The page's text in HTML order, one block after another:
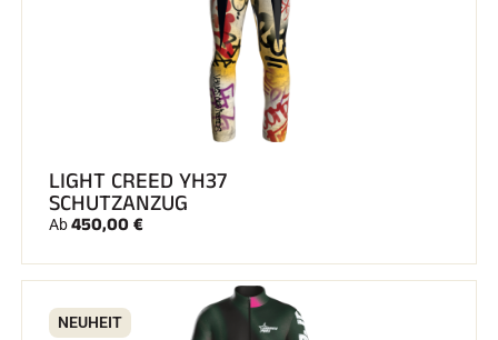
LIGHT CREED YH37
SCHUTZANZUG
Ab450,00 €
NEUHEIT